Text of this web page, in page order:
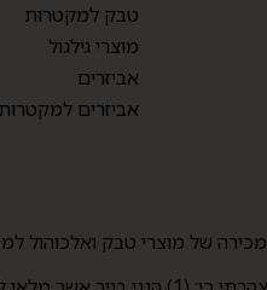
טבק למקטרות
מוצרי גילגול
אביזרים
אביזרים למקטרות
מכירה של מוצרי טבק ואלכוהול למי שטרם מלאו לו 21 אסורה בהחלט. אזהרה: